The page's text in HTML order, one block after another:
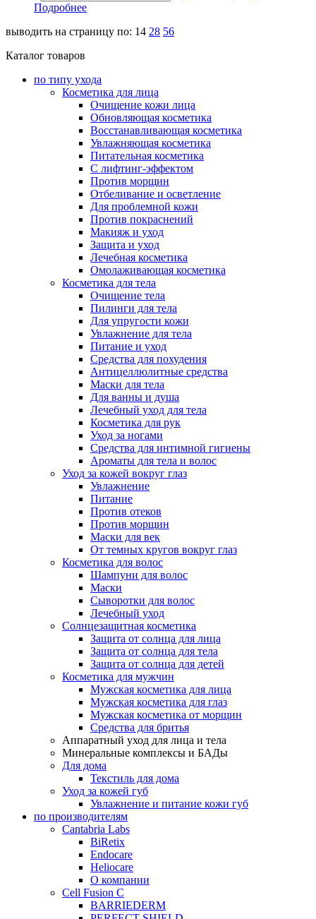
Подробнее
выводить на страницу по: 14 28 56
Каталог товаров
по типу ухода
Косметика для лица
Очищение кожи лица
Обновляющая косметика
Восстанавливающая косметика
Увлажняющая косметика
Питательная косметика
С лифтинг-эффектом
Против морщин
Отбеливание и осветление
Для проблемной кожи
Против покраснений
Макияж и уход
Защита и уход
Лечебная косметика
Омолаживающая косметика
Косметика для тела
Очищение тела
Пилинги для тела
Для упругости кожи
Увлажнение для тела
Питание и уход
Средства для похудения
Антицеллюлитные средства
Маски для тела
Для ванны и душа
Лечебный уход для тела
Косметика для рук
Уход за ногами
Средства для интимной гигиены
Ароматы для тела и волос
Уход за кожей вокруг глаз
Увлажнение
Питание
Против отеков
Против морщин
Маски для век
От темных кругов вокруг глаз
Косметика для волос
Шампуни для волос
Маски
Сыворотки для волос
Лечебный уход
Солнцезащитная косметика
Защита от солнца для лица
Защита от солнца для тела
Защита от солнца для детей
Косметика для мужчин
Мужская косметика для лица
Мужская косметика для глаз
Мужская косметика от морщин
Средства для бритья
Аппаратный уход для лица и тела
Минеральные комплексы и БАДы
Для дома
Текстиль для дома
Уход за кожей губ
Увлажнение и питание кожи губ
по производителям
Cantabria Labs
BiRetix
Endocare
Heliocare
О компании
Cell Fusion C
BARRIEDERM